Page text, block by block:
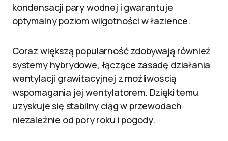
kondensacji pary wodnej i gwarantuje
optymalny poziom wilgotności w łazience.
Coraz większą popularność zdobywają również
systemy hybrydowe, łączące zasadę działania
wentylacji grawitacyjnej z możliwością
wspomagania jej wentylatorem. Dzięki temu
uzyskuje się stabilny ciąg w przewodach
niezależnie od pory roku i pogody.